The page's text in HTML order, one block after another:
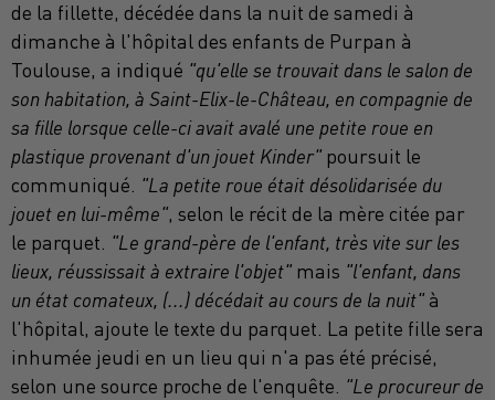
de la fillette, décédée dans la nuit de samedi à
dimanche à l'hôpital des enfants de Purpan à
Toulouse, a indiqué "qu'elle se trouvait dans le salon de
son habitation, à Saint-Elix-le-Château, en compagnie de
sa fille lorsque celle-ci avait avalé une petite roue en
plastique provenant d'un jouet Kinder" poursuit le
communiqué. "La petite roue était désolidarisée du
jouet en lui-même", selon le récit de la mère citée par
le parquet. "Le grand-père de l'enfant, très vite sur les
lieux, réussissait à extraire l'objet" mais "l'enfant, dans
un état comateux, (...) décédait au cours de la nuit" à
l'hôpital, ajoute le texte du parquet. La petite fille sera
inhumée jeudi en un lieu qui n'a pas été précisé,
selon une source proche de l'enquête. "Le procureur de